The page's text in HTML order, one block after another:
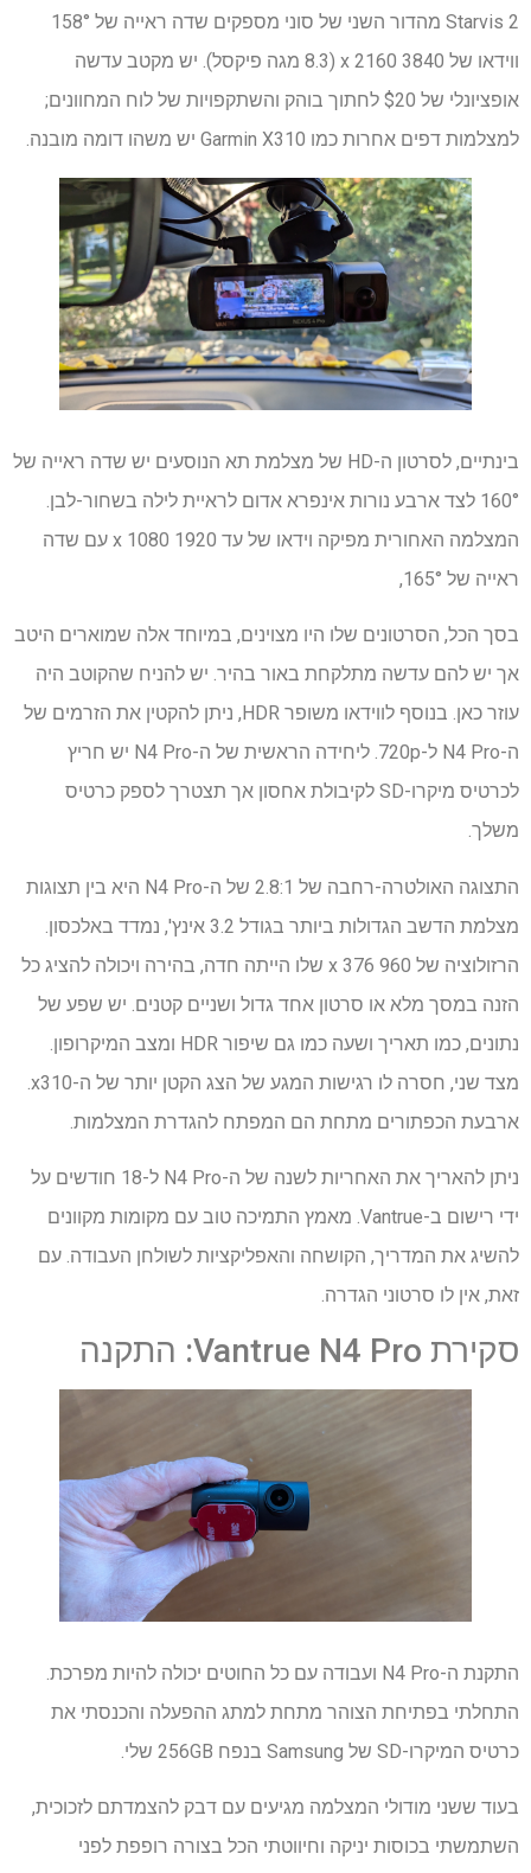
Starvis 2 מהדור השני של סוני מספקים שדה ראייה של 158°
ווידאו של 3840 x 2160 (8.3 מגה פיקסל). יש מקטב עדשה
אופציונלי של $20 לחתוך בוהק והשתקפויות של לוח המחוונים;
למצלמות דפים אחרות כמו Garmin X310 יש משהו דומה מובנה.
בינתיים, לסרטון ה-HD של מצלמת תא הנוסעים יש שדה ראייה של
160° לצד ארבע נורות אינפרא אדום לראיית לילה בשחור-לבן.
המצלמה האחורית מפיקה וידאו של עד 1920 x 1080 עם שדה
ראייה של 165°,
בסך הכל, הסרטונים שלו היו מצוינים, במיוחד אלה שמוארים היטב
אך יש להם עדשה מתלקחת באור בהיר. יש להניח שהקוטב היה
עוזר כאן. בנוסף לווידאו משופר HDR, ניתן להקטין את הזרמים של
ה-N4 Pro ל-720p. ליחידה הראשית של ה-N4 Pro יש חריץ
לכרטיס מיקרו-SD לקיבולת אחסון אך תצטרך לספק כרטיס
משלך.
התצוגה האולטרה-רחבה של 2.8:1 של ה-N4 Pro היא בין תצוגות
מצלמת הדשב הגדולות ביותר בגודל 3.2 אינץ', נמדד באלכסון.
הרזולוציה של 960 x 376 שלו הייתה חדה, בהירה ויכולה להציג כל
הזנה במסך מלא או סרטון אחד גדול ושניים קטנים. יש שפע של
נתונים, כמו תאריך ושעה כמו גם שיפור HDR ומצב המיקרופון.
ארבעת הכפתורים מתחת הם המפתח להגדרת המצלמות.
ניתן להאריך את האחריות לשנה של ה-N4 Pro ל-18 חודשים על
ידי רישום ב-Vantrue. מאמץ התמיכה טוב עם מקומות מקוונים
להשיג את המדריך, הקושחה והאפליקציות לשולחן העבודה. עם
זאת, אין לו סרטוני הגדרה.
סקירת Vantrue N4 Pro: התקנה
התקנת ה-N4 Pro ועבודה עם כל החוטים יכולה להיות מפרכת.
התחלתי בפתיחת הצוהר מתחת למתג ההפעלה והכנסתי את
כרטיס המיקרו-SD של Samsung בנפח 256GB שלי.
בעוד ששני מודולי המצלמה מגיעים עם דבק להצמדתם לזכוכית,
השתמשתי בכוסות יניקה וחיווטתי הכל בצורה רופפת לפני